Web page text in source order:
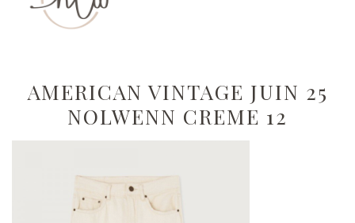
AMERICAN VINTAGE JUIN 25
NOLWENN CREME 12